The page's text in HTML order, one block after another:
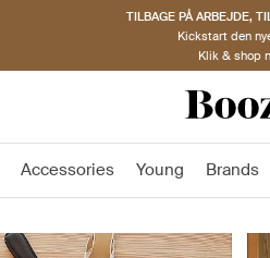
TILBAGE PÅ ARBEJDE,
Kickstart den
Klik & shop
Accessories Young Brands